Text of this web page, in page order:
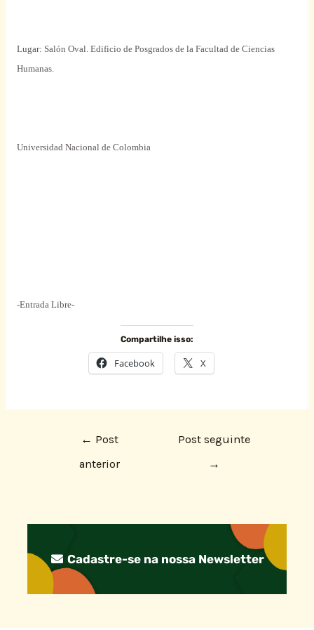
Lugar: Salón Oval. Edificio de Posgrados de la Facultad de Ciencias
Humanas.
Universidad Nacional de Colombia
-Entrada Libre-
Compartilhe isso:
Facebook X
← Post
anterior
Post seguinte
→
Cadastre-se na nossa Newsletter